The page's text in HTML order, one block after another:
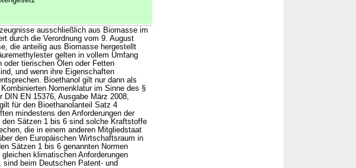
ausschließlich aus Biomasse im
durch die Verordnung vom 9. August
die anteilig aus Biomasse hergestellt
gelten in vollem Umfang
tierischen Ölen oder Fetten
und wenn ihre Eigenschaften
Bioethanol gilt nur dann als
Nomenklatur im Sinne des §
DIN EN 15376, Ausgabe März 2008,
für den Bioethanolanteil Satz 4
mindestens den Anforderungen der
Sätzen 1 bis 6 sind solche Kraftstoffe
die in einem anderen Mitgliedstaat
den Europäischen Wirtschaftsraum in
Sätzen 1 bis 6 genannten Normen
klimatischen Anforderungen
beim Deutschen Patent- und